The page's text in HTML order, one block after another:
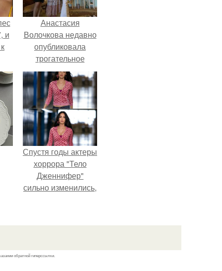
и
Анастасия
Волочкова недавно
опубликовала
трогательное
совместное фото
со своей мамой, к
которой она
приехала в гости.
Спустя годы актеры
хоррора "Тело
Дженнифер"
сильно изменились,
кумиров до
обратной гиперссылки.